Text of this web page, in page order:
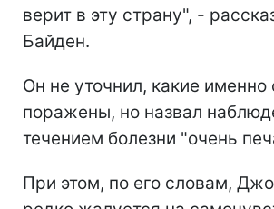
верит в эту страну", -
Байден.
Он не уточнил, какие именно
поражены, но назвал
течением болезни "очень
При этом, по его словам,